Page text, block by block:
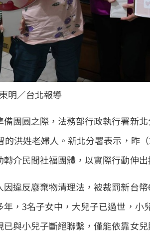
明／台北報導
團圓之際，法務部行政執行署新
的洪姓老婦人。新北分署表示，昨
介民間社福團體，以實際行動伸
違反廢棄物清理法，被裁罰新台
，3名子女中，大兒子已過世，小
與小兒子斷絕聯繫，僅能依靠女兒